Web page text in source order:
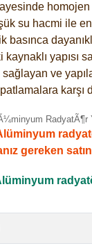
homojen
su hacmi ile
basınca
yapısı
sağlayan ve
karşı
gereken